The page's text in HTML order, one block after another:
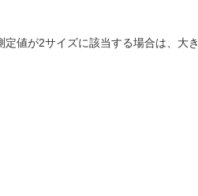
値が2サイズに該当する場合は、大き